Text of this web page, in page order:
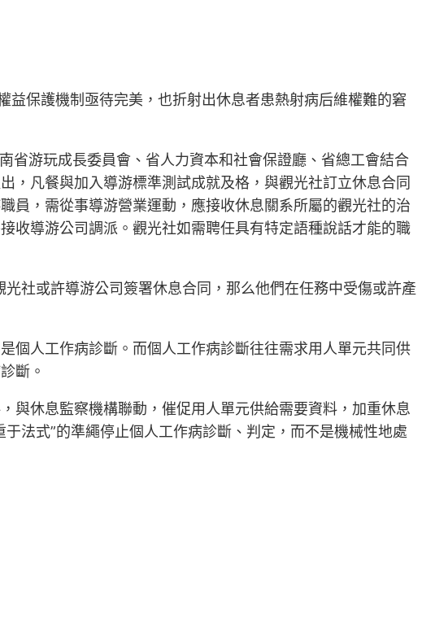
保護機制亟待完美，也折射出休息者患熱射病后維權難的窘
省游玩成長委員會、省人力資本和社會保證廳、省總工會結合
，凡餐與加入導游標準測試成就及格，與觀光社訂立休息合同
員，需從事導游營業運動，應接收休息關系所屬的觀光社的治
收導游公司調派。觀光社如需聘任具有特定語種說話才能的職
社或許導游公司簽署休息合同，那么他們在任務中受傷或許產
個人工作病診斷。而個人工作病診斷往往需求用人單元共同供
斷。
與休息監察機構聯動，催促用人單元供給需要資料，加重休息
法式”的準繩停止個人工作病診斷、判定，而不是機械性地處